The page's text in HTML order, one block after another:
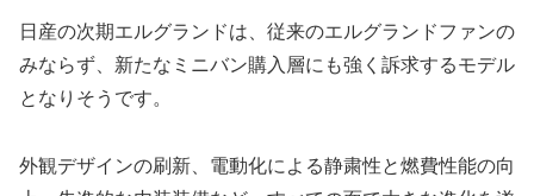
日産の次期エルグランドは、従来のエルグランドファンの
みならず、新たなミニバン購入層にも強く訴求するモデル
となりそうです。
外観デザインの刷新、電動化による静粛性と燃費性能の向